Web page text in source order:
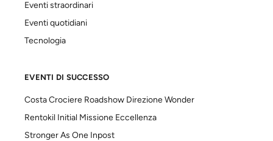
Eventi straordinari
Eventi quotidiani
Tecnologia
EVENTI DI SUCCESSO
Costa Crociere Roadshow Direzione Wonder
Rentokil Initial Missione Eccellenza
Stronger As One Inpost